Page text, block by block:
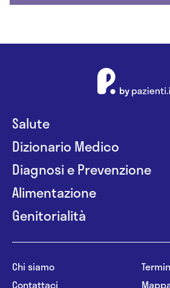
Salute
Dizionario Medico
Diagnosi e Prevenzione
Alimentazione
Genitorialità
Chi siamo
Contattaci